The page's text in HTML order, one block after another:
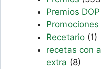
Premios
Promociones
Recetario (1)
recetas con
extra (8)